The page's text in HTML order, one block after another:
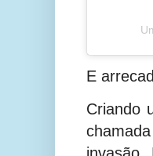
E
Criando